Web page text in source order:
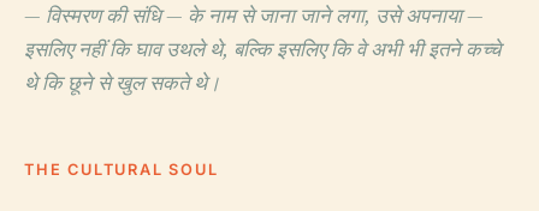
— विस्मरण की संधि — के नाम से जाना जाने लगा, उसे अपनाया —
इसलिए नहीं कि घाव उथले थे, बल्कि इसलिए कि वे अभी भी इतने कच्चे
थे कि छूने से खुल सकते थे।
THE CULTURAL SOUL